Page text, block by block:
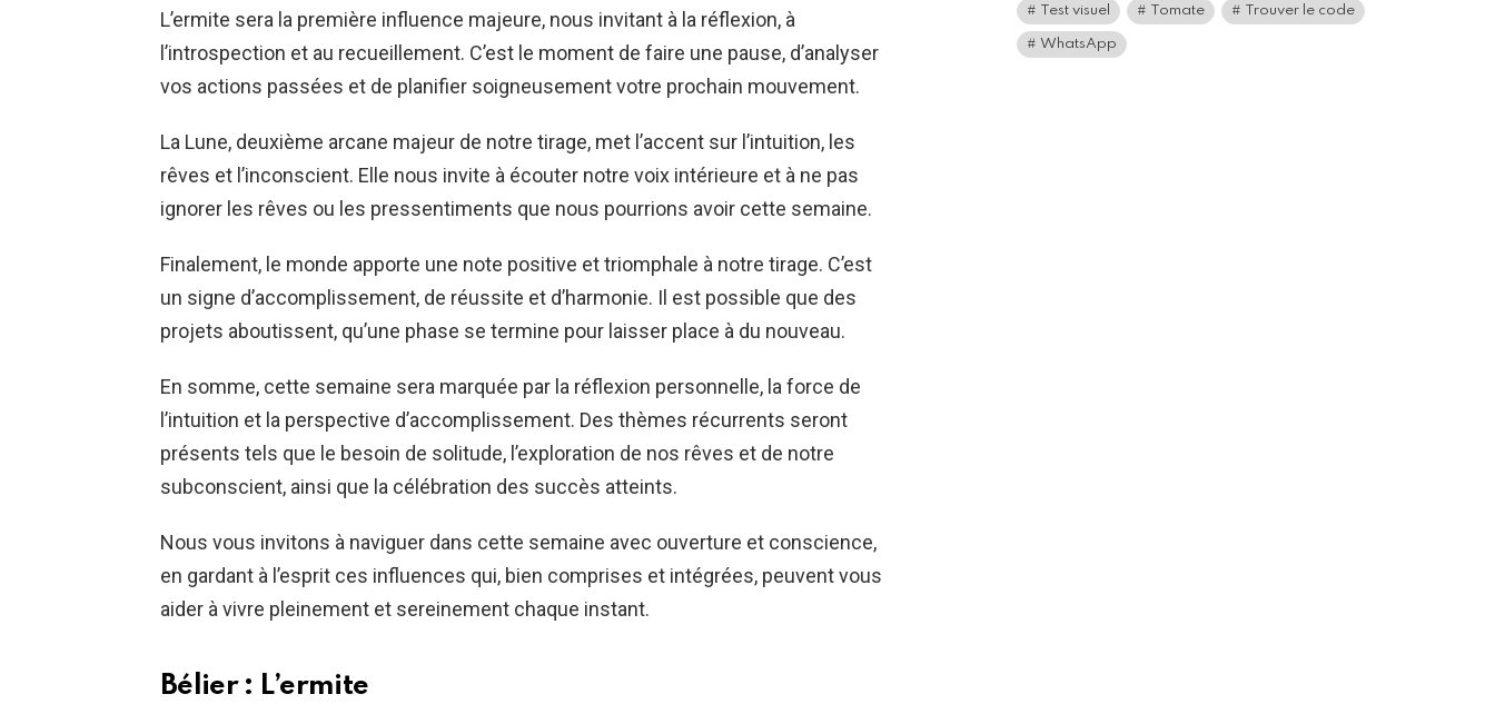
L’ermite sera la première influence majeure, nous invitant à la réflexion, à
l’introspection et au recueillement. C’est le moment de faire une pause, d’analyser
vos actions passées et de planifier soigneusement votre prochain mouvement.
La Lune, deuxième arcane majeur de notre tirage, met l’accent sur l’intuition, les
rêves et l’inconscient. Elle nous invite à écouter notre voix intérieure et à ne pas
ignorer les rêves ou les pressentiments que nous pourrions avoir cette semaine.
Finalement, le monde apporte une note positive et triomphale à notre tirage. C’est
un signe d’accomplissement, de réussite et d’harmonie. Il est possible que des
projets aboutissent, qu’une phase se termine pour laisser place à du nouveau.
En somme, cette semaine sera marquée par la réflexion personnelle, la force de
l’intuition et la perspective d’accomplissement. Des thèmes récurrents seront
présents tels que le besoin de solitude, l’exploration de nos rêves et de notre
subconscient, ainsi que la célébration des succès atteints.
Nous vous invitons à naviguer dans cette semaine avec ouverture et conscience,
en gardant à l’esprit ces influences qui, bien comprises et intégrées, peuvent vous
aider à vivre pleinement et sereinement chaque instant.
Bélier : L’ermite
Test visuel Tomate Trouver le code
WhatsApp